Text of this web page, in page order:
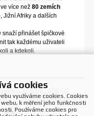
ve více než 80 zemích
Jižní Afriky a dalších
snaží přinášet špičkové
tak každému uživateli
a kdekoli.
1663/6, 102 00
111 |info@asbis.cz
cookies
využíváme cookies. Cookies
k měření jeho funkčnosti
Používáme cookies pro